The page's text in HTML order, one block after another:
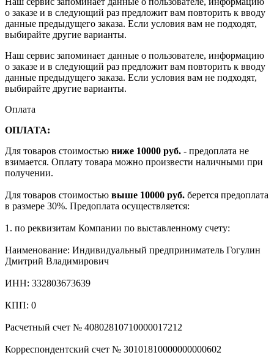
о заказе и в следующий раз предложит вам повторить к вводу
данные предыдущего заказа. Если условия вам не подходят,
выбирайте другие варианты.
Наш сервис запоминает данные о пользователе, информацию
о заказе и в следующий раз предложит вам повторить к вводу
данные предыдущего заказа. Если условия вам не подходят,
выбирайте другие варианты.
Оплата
ОПЛАТА:
Для товаров стоимостью ниже 10000 руб. - предоплата не
взимается. Оплату товара можно произвести наличными при
получении.
Для товаров стоимостью выше 10000 руб. берется предоплата
в размере 30%. Предоплата осуществляется:
1. по реквизитам Компании по выставленному счету:
Наименование: Индивидуальный предприниматель Гогулин
Дмитрий Владимирович
ИНН: 332803673639
КПП: 0
Расчетный счет № 40802810710000017212
Корреспондентский счет № 30101810000000000602